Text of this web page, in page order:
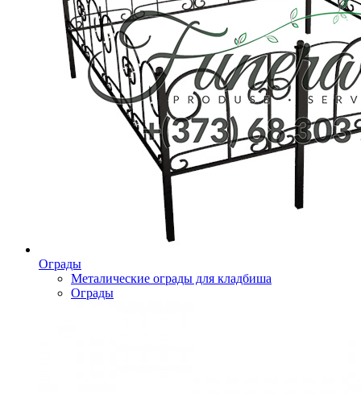
Ограды
Металические ограды для кладбиша
Ограды